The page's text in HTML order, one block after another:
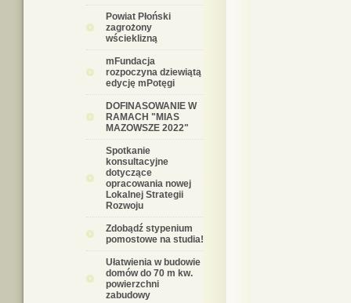
Powiat Płoński
zagrożony
wścieklizną
mFundacja
rozpoczyna dziewiątą
edycję mPotęgi
DOFINASOWANIE W
RAMACH "MIAS
MAZOWSZE 2022"
Spotkanie
konsultacyjne
dotyczące
opracowania nowej
Lokalnej Strategii
Rozwoju
Zdobądź stypenium
pomostowe na studia!
Ułatwienia w budowie
domów do 70 m kw.
powierzchni
zabudowy